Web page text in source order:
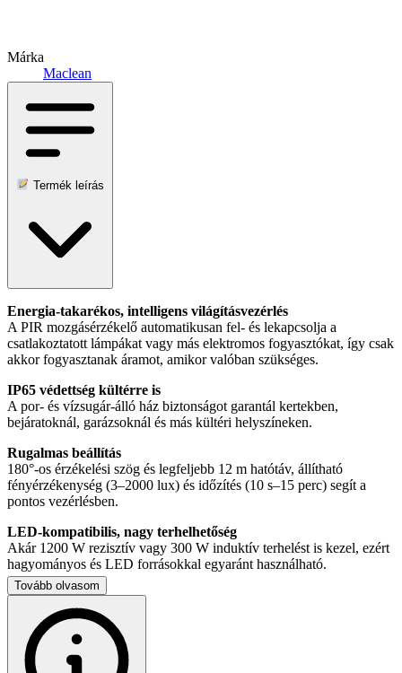
Márka
Maclean
Termék leírás
Energia-takarékos, intelligens világításvezérlés
A PIR mozgásérzékelő automatikusan fel- és lekapcsolja a
csatlakoztatott lámpákat vagy más elektromos fogyasztókat, így csak
akkor fogyasztanak áramot, amikor valóban szükséges.
IP65 védettség kültérre is
A por- és vízsugár-álló ház biztonságot garantál kertekben,
bejáratoknál, garázsoknál és más kültéri helyszíneken.
Rugalmas beállítás
180°-os érzékelési szög és legfeljebb 12 m hatótáv, állítható
fényérzékenység (3–2000 lux) és időzítés (10 s–15 perc) segít a
pontos vezérlésben.
LED-kompatibilis, nagy terhelhetőség
Akár 1200 W rezisztív vagy 300 W induktív terhelést is kezel, ezért
hagyományos és LED forrásokkal egyaránt használható.
Tápfeszültség: 220–240 V AC / 50–60 Hz
Érzékelési szög: 180°
Hatótáv: max. 12 m (24 °C-on)
Fényérzékenység: 3–2000 lux (állítható)
Időzítés: 10 s ± 3 s – 15 perc ± 3 perc
Tovább olvasom